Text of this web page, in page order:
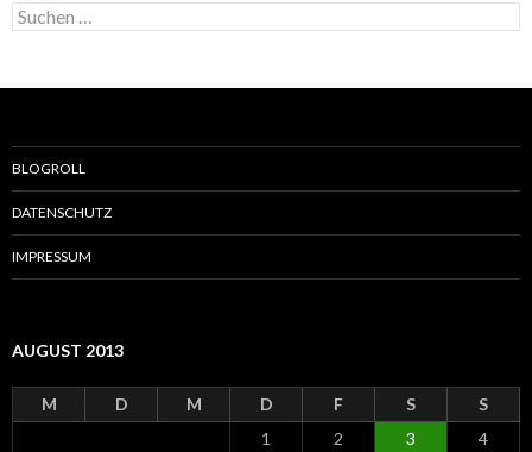
v
S
u
a
h
BLOGROLL
DATENSCHUTZ
IMPRESSUM
AUGUST 2013
M D M D F S
S
1
2 3 4